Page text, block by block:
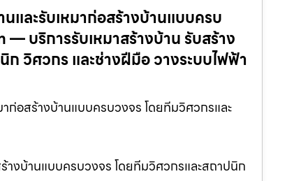
และรับเหมาก่อสร้างบ้านแบบครบ
บริการรับเหมาสร้างบ้าน รับสร้าง
วิศวกร และช่างฝีมือ วางระบบไฟฟ้า
ก่อสร้างบ้านแบบครบวงจร โดยทีมวิศวกรและ
งบ้านแบบครบวงจร โดยทีมวิศวกรและสถาปนิก